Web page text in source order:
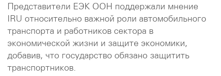
Представители ЕЭК ООН поддержали мнение
IRU относительно важной роли автомобильного
транспорта и работников сектора в
экономической жизни и защите экономики,
добавив, что государство обязано защитить
транспортников.